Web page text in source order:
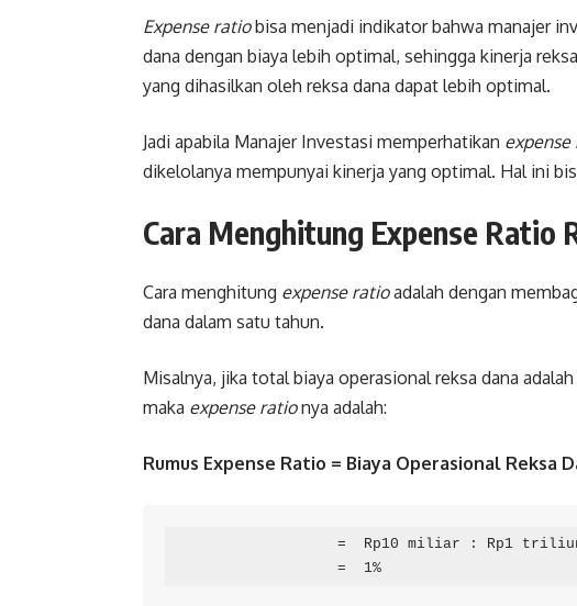
Expense ratiobisa menjadi indikator bahwa manajer
dana dengan biaya lebih optimal, sehingga kinerja
yang dihasilkan oleh reksa dana dapat lebih optimal.
Jadi apabila Manajer Investasi memperhatikan expense
dikelolanya mempunyai kinerja yang optimal. Hal ini
Cara Menghitung Expense Ratio
Cara menghitung expense ratioadalah dengan
dana dalam satu tahun.
Misalnya, jika total biaya operasional reksa dana
maka expense rationya adalah:
Rumus Expense Ratio = Biaya Operasional Reksa
                   =  1%